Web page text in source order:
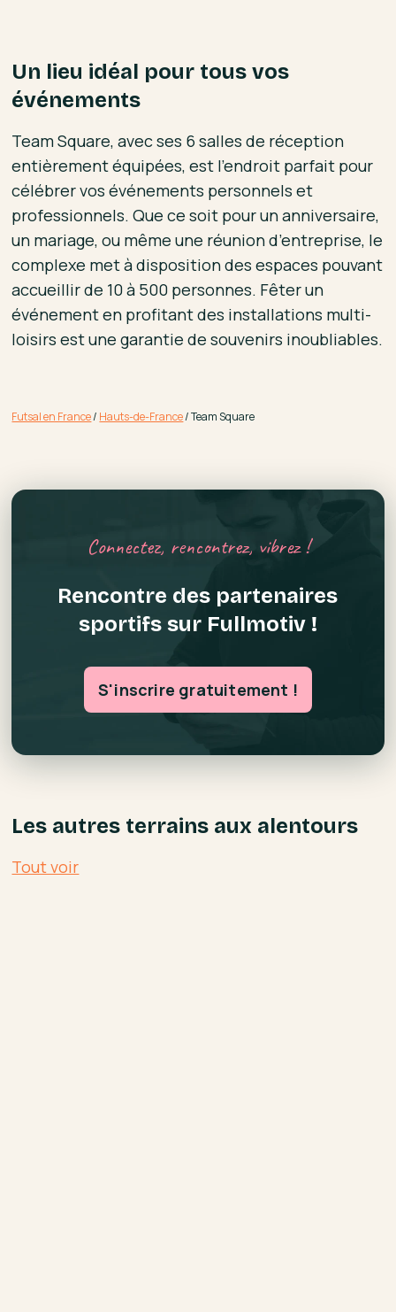
Un lieu idéal pour tous vos
événements
Team Square, avec ses 6 salles de réception
entièrement équipées, est l’endroit parfait pour
célébrer vos événements personnels et
professionnels. Que ce soit pour un anniversaire,
un mariage, ou même une réunion d’entreprise, le
complexe met à disposition des espaces pouvant
accueillir de 10 à 500 personnes. Fêter un
événement en profitant des installations multi-
loisirs est une garantie de souvenirs inoubliables.
Futsal en France/ Hauts-de-France/Team Square
Connectez, rencontrez, vibrez !
Rencontre des partenaires
sportifs sur Fullmotiv !
S'inscrire gratuitement !
Les autres terrains aux alentours
Tout voir